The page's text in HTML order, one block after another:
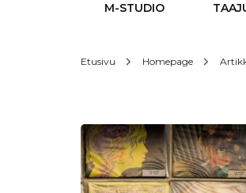
M-STUDIO
Etusivu Homepage